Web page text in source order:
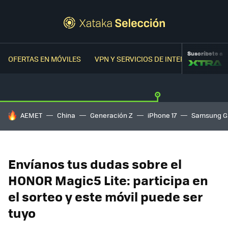
OFERTAS EN MÓVILES VPN Y SERVICIOS DE INTERNETSuscríbete a
HOY SE HABLA DE
AEMET China Generación Z iPhone 17 Samsung
Envíanos tus dudas sobre el
HONOR Magic5 Lite: participa en
el sorteo y este móvil puede ser
tuyo